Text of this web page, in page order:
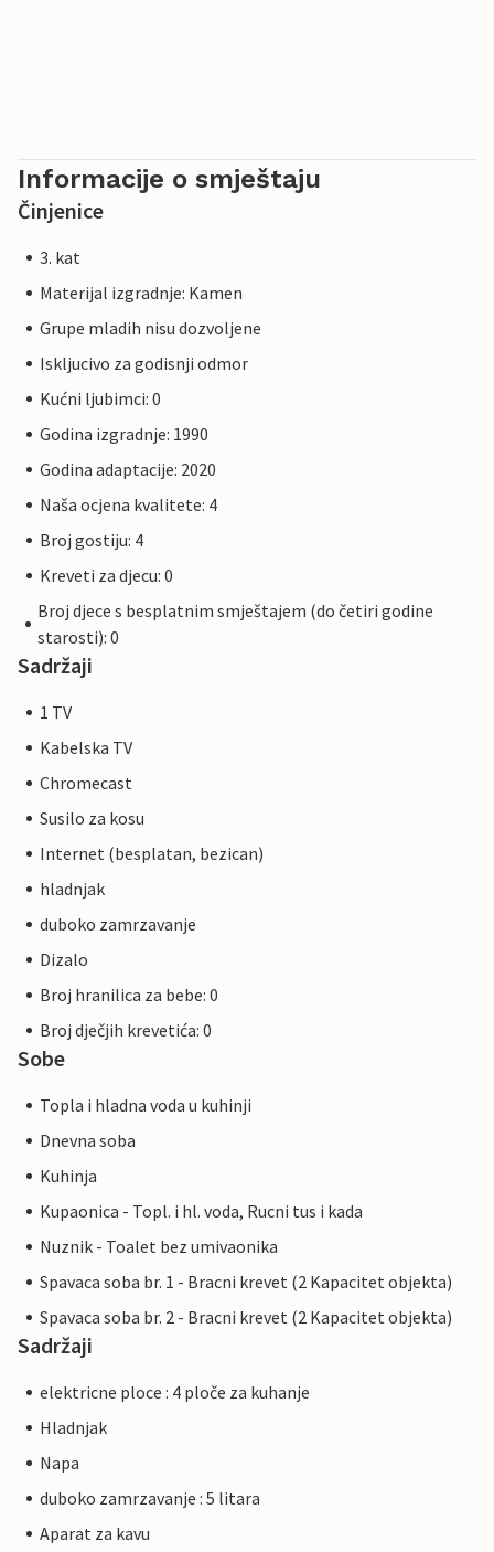
Informacije o smještaju
Činjenice
3. kat
Materijal izgradnje: Kamen
Grupe mladih nisu dozvoljene
Iskljucivo za godisnji odmor
Kućni ljubimci: 0
Godina izgradnje: 1990
Godina adaptacije: 2020
Naša ocjena kvalitete: 4
Broj gostiju: 4
Kreveti za djecu: 0
Broj djece s besplatnim smještajem (do četiri godine
starosti): 0
Sadržaji
1 TV
Kabelska TV
Chromecast
Susilo za kosu
Internet (besplatan, bezican)
hladnjak
duboko zamrzavanje
Dizalo
Broj hranilica za bebe: 0
Broj dječjih krevetića: 0
Sobe
Topla i hladna voda u kuhinji
Dnevna soba
Kuhinja
Kupaonica - Topl. i hl. voda, Rucni tus i kada
Nuznik - Toalet bez umivaonika
Spavaca soba br. 1 - Bracni krevet (2 Kapacitet objekta)
Spavaca soba br. 2 - Bracni krevet (2 Kapacitet objekta)
Sadržaji
elektricne ploce : 4 ploče za kuhanje
Hladnjak
Napa
duboko zamrzavanje : 5 litara
Aparat za kavu